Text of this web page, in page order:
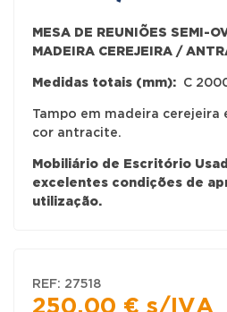
MESA DE REUNIÕES SEMI-
MADEIRA CEREJEIRA /
Medidas totais (mm): C
Tampo em madeira
cor antracite.
Mobiliário de Escritório
excelentes condições de
utilização.
REF: 27518
250,00 € s/IVA